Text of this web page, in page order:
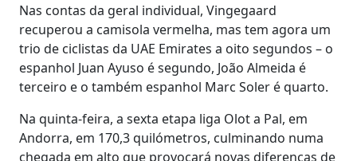
Nas contas da geral individual, Vingegaard
recuperou a camisola vermelha, mas tem agora um
trio de ciclistas da UAE Emirates a oito segundos – o
espanhol Juan Ayuso é segundo, João Almeida é
terceiro e o também espanhol Marc Soler é quarto.
Na quinta-feira, a sexta etapa liga Olot a Pal, em
Andorra, em 170,3 quilómetros, culminando numa
chegada em alto que provocará novas diferenças de